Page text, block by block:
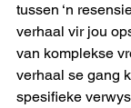
tussen ‘n
verhaal vir jou
van komplekse
verhaal se gang
spesifieke